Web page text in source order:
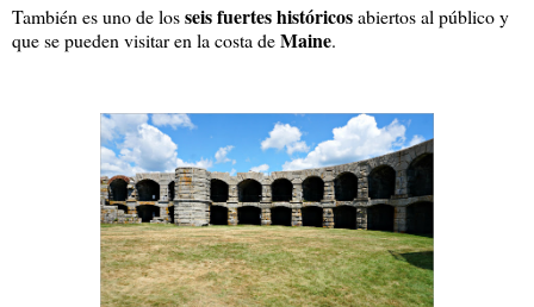
También es uno de losseis fuertes históricosabiertos al público y
que se pueden visitar en la costa deMaine.